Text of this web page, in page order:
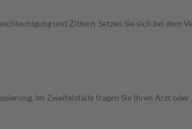
und Zittern. Setzen Sie sich bei dem
Im Zweifelsfalle fragen Sie Ihren Arzt